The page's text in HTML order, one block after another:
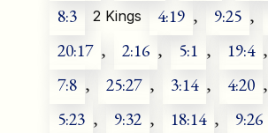
8:3 2 Kings 4:19 , 9:25 ,
20:17 , 2:16 , 5:1 , 19:4 ,
7:8 , 25:27 , 3:14 , 4:20 ,
5:23 , 9:32 , 18:14 , 9:26